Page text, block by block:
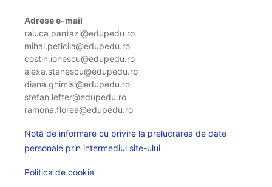
Adrese e-mail
raluca.pantazi@edupedu.ro
mihai.peticila@edupedu.ro
costin.ionescu@edupedu.ro
alexa.stanescu@edupedu.ro
diana.ghimisi@edupedu.ro
stefan.lefter@edupedu.ro
ramona.florea@edupedu.ro
Notă de informare cu privire la prelucrarea de date
personale prin intermediul site-ului
Politica de cookie